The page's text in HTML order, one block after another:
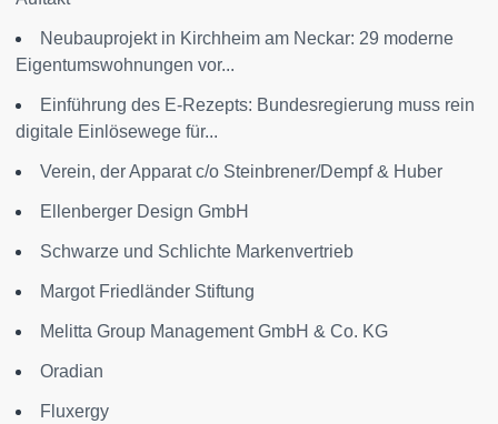
Neubauprojekt in Kirchheim am Neckar: 29 moderne
Eigentumswohnungen vor...
Einführung des E-Rezepts: Bundesregierung muss rein
digitale Einlösewege für...
Verein, der Apparat c/o Steinbrener/Dempf & Huber
Ellenberger Design GmbH
Schwarze und Schlichte Markenvertrieb
Margot Friedländer Stiftung
Melitta Group Management GmbH & Co. KG
Oradian
Fluxergy